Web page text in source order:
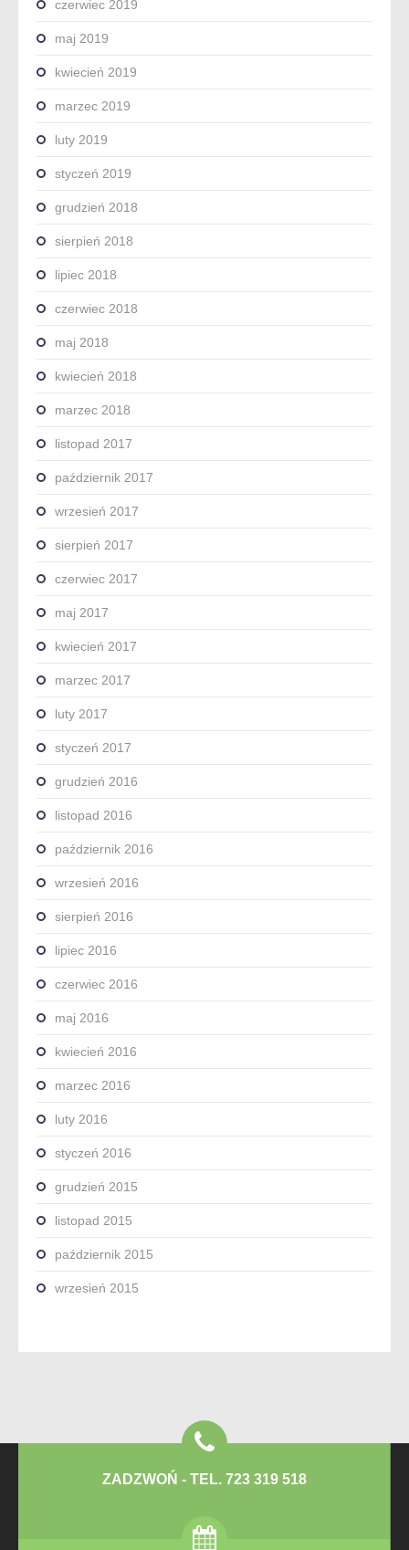
czerwiec 2019
maj 2019
kwiecień 2019
marzec 2019
luty 2019
styczeń 2019
grudzień 2018
sierpień 2018
lipiec 2018
czerwiec 2018
maj 2018
kwiecień 2018
marzec 2018
listopad 2017
październik 2017
wrzesień 2017
sierpień 2017
czerwiec 2017
maj 2017
kwiecień 2017
marzec 2017
luty 2017
styczeń 2017
grudzień 2016
listopad 2016
październik 2016
wrzesień 2016
sierpień 2016
lipiec 2016
czerwiec 2016
maj 2016
kwiecień 2016
marzec 2016
luty 2016
styczeń 2016
grudzień 2015
listopad 2015
październik 2015
wrzesień 2015
ZADZWOŃ - TEL. 723 319 518